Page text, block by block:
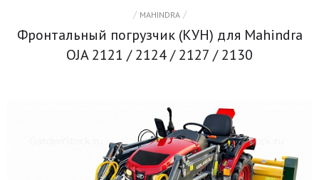
/ MAHINDRA /
Фронтальный погрузчик (КУН) для Mahindra
OJA 2121 / 2124 / 2127 / 2130